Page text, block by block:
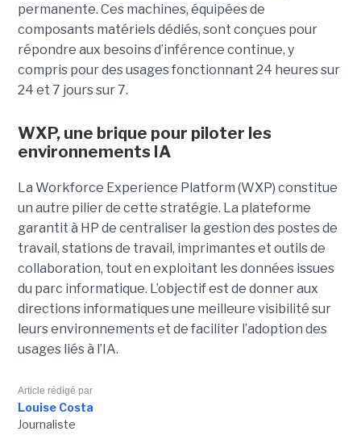
permanente. Ces machines, équipées de
composants matériels dédiés, sont conçues pour
répondre aux besoins d’inférence continue, y
compris pour des usages fonctionnant 24 heures sur
24 et 7 jours sur 7.
WXP, une brique pour piloter les
environnements IA
La Workforce Experience Platform (WXP) constitue
un autre pilier de cette stratégie. La plateforme
garantit à HP de centraliser la gestion des postes de
travail, stations de travail, imprimantes et outils de
collaboration, tout en exploitant les données issues
du parc informatique. L’objectif est de donner aux
directions informatiques une meilleure visibilité sur
leurs environnements et de faciliter l’adoption des
usages liés à l’IA.
Article rédigé par
Louise Costa
Journaliste